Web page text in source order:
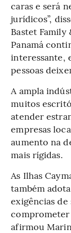
caras e será
jurídicos”,
Bastet
Panamá
interessante,
pessoas
A ampla
muitos
atender
empresas
aumento na
mais rígidas.
As Ilhas
também
exigências
comprometer
afirmou